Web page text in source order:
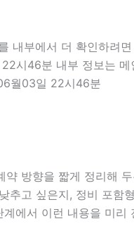
내부에서 더 확인하려면
시46분 내부 정보는
월03일 22시46분
방향을 짧게 정리해
추고 싶은지, 정비 포
에서 이런 내용을 미